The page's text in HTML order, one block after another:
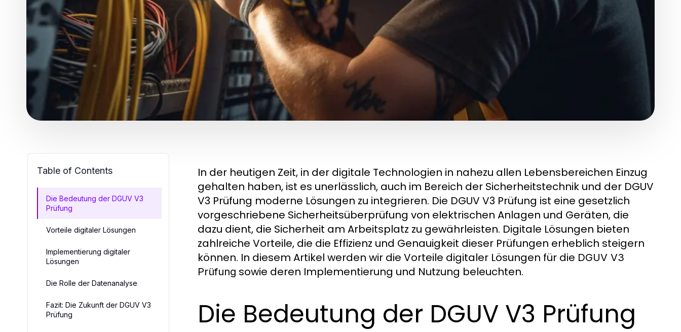
Table of Contents
Die Bedeutung der DGUV V3
Prüfung
Vorteile digitaler Lösungen
Implementierung digitaler
Lösungen
Die Rolle der Datenanalyse
Fazit: Die Zukunft der DGUV V3
Prüfung
In der heutigen Zeit, in der digitale Technologien in nahezu allen Lebensbereichen Einzug
gehalten haben, ist es unerlässlich, auch im Bereich der Sicherheitstechnik und der DGUV
V3 Prüfung moderne Lösungen zu integrieren. Die DGUV V3 Prüfung ist eine gesetzlich
vorgeschriebene Sicherheitsüberprüfung von elektrischen Anlagen und Geräten, die
dazu dient, die Sicherheit am Arbeitsplatz zu gewährleisten. Digitale Lösungen bieten
zahlreiche Vorteile, die die Effizienz und Genauigkeit dieser Prüfungen erheblich steigern
können. In diesem Artikel werden wir die Vorteile digitaler Lösungen für die DGUV V3
Prüfung sowie deren Implementierung und Nutzung beleuchten.
Die Bedeutung der DGUV V3 Prüfung